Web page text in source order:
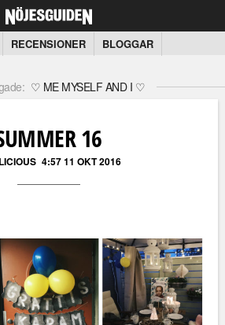
RECENSIONER BLOGGAR
♡ ME MYSELF AND I ♡
16
4:57 11 OKT 2016